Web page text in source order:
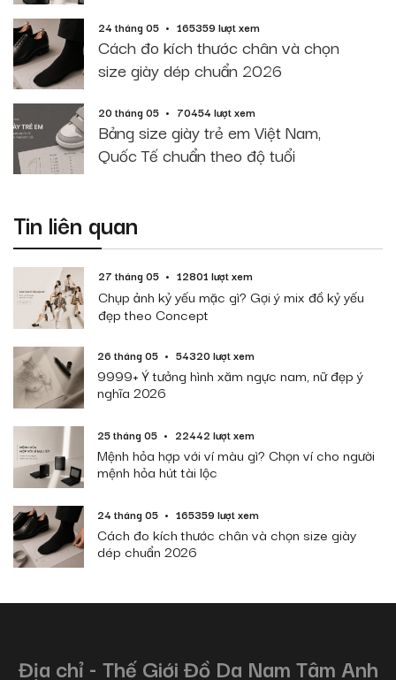
24 tháng 05 165359 lượt xem
Cách đo kích thước chân và chọn
size giày dép chuẩn 2026
20 tháng 05 70454 lượt xem
Bảng size giày trẻ em Việt Nam,
Quốc Tế chuẩn theo độ tuổi
Tin liên quan
27 tháng 05 12801 lượt xem
Chụp ảnh kỷ yếu mặc gì? Gợi ý mix đồ kỷ yếu
đẹp theo Concept
26 tháng 05 54320 lượt xem
9999+ Ý tưởng hình xăm ngực nam, nữ đẹp ý
nghĩa 2026
25 tháng 05 22442 lượt xem
Mệnh hỏa hợp với ví màu gì? Chọn ví cho người
mệnh hỏa hút tài lộc
24 tháng 05 165359 lượt xem
Cách đo kích thước chân và chọn size giày
dép chuẩn 2026
Địa chỉ - Thế Giới Đồ Da Nam Tâm Anh